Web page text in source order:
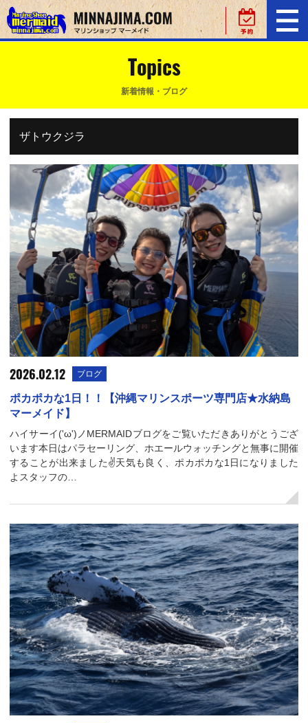
Topics
新着情報・ブログ
ザトウクジラ
2026.02.12 ブログ
ポカポカな1日！！【沖縄マリンスポーツ専門店★水納島
マーメイド】
ハイサーイ('ω')ノMERMAIDブログをご覧いただきありがとうござ
います本日はパラセーリング、ホエールウォッチングと無事に開催
することが出来ました✌天気も良く、ポカポカな1日になりました
よスタッフの…